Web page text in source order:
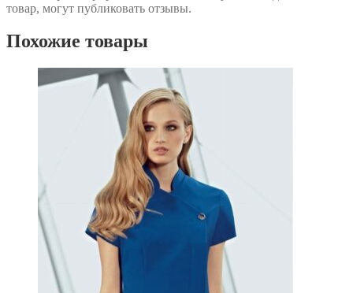
товар, могут публиковать отзывы.
Похожие товары